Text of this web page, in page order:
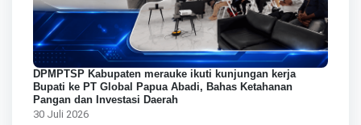
DPMPTSP Kabupaten merauke ikuti kunjungan kerja
Bupati ke PT Global Papua Abadi, Bahas Ketahanan
Pangan dan Investasi Daerah
30 Juli 2026